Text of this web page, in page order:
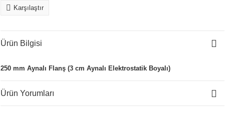
Karşılaştır
Ürün Bilgisi
250 mm Aynalı Flanş (3 cm Aynalı Elektrostatik Boyalı)
Ürün Yorumları